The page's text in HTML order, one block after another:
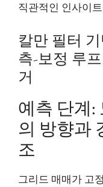
직관적인 인사이
칼만 필터
측-보정 루
거
예측 단계:
의 방향과
조
그리드 매매가 고